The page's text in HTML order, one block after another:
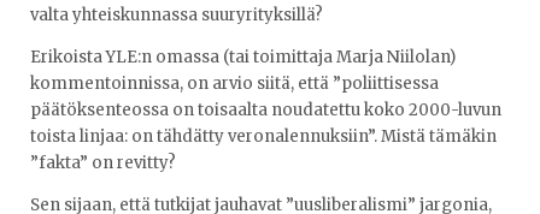
valta yhteiskunnassa suuryrityksillä?
Erikoista YLE:n omassa (tai toimittaja Marja Niilolan)
kommentoinnissa, on arvio siitä, että ”poliittisessa
päätöksenteossa on toisaalta noudatettu koko 2000-luvun
toista linjaa: on tähdätty veronalennuksiin”. Mistä tämäkin
”fakta” on revitty?
Sen sijaan, että tutkijat jauhavat ”uusliberalismi” jargonia,